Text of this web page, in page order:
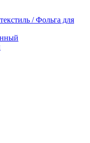
/ Фольга для